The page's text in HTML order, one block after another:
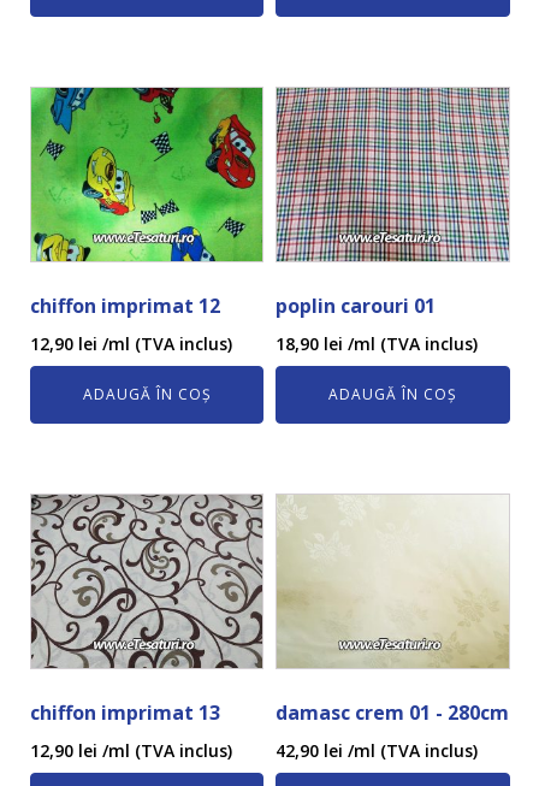
chiffon imprimat 12
12,90 lei /ml (TVA inclus)
ADAUGĂ ÎN COȘ
poplin carouri 01
18,90 lei /ml (TVA inclus)
ADAUGĂ ÎN COȘ
chiffon imprimat 13
12,90 lei /ml (TVA inclus)
damasc crem 01 - 280cm
42,90 lei /ml (TVA inclus)